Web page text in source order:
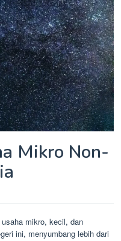
Mikro Non-
mikro, kecil, dan
ini, menyumbang lebih dari